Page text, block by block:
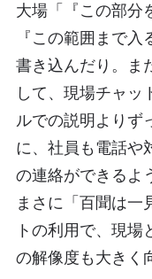
大場「『この部分
『この範囲まで
書き込んだり。ま
して、現場チャッ
ルでの説明よりず
に、社員も電話や
の連絡ができるよ
まさに「百聞は一
トの利用で、現場
の解像度も大きく